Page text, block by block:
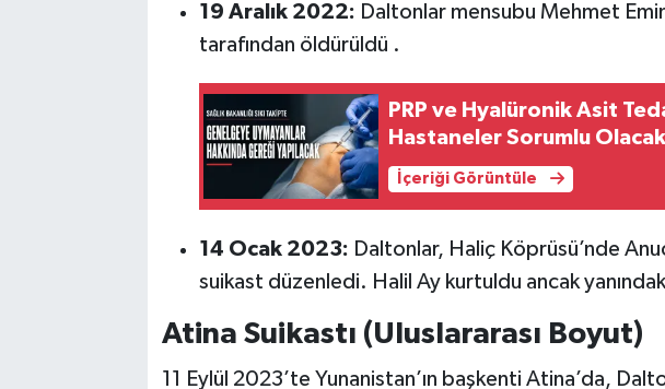
19 Aralık 2022: Daltonlar mensubu Mehmet
tarafından öldürüldü .
PRP ve Hyalüronik Asit
Hastaneler Sorumlu Olacak
İçeriği Görüntüle
14 Ocak 2023: Daltonlar, Haliç Köprüsü’nde
suikast düzenledi. Halil Ay kurtuldu ancak
Atina Suikastı (Uluslararası Boyut)
11 Eylül 2023’te Yunanistan’ın başkenti Atina’da,